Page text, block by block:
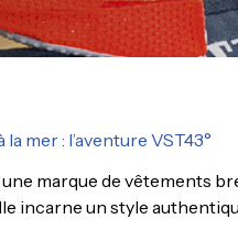
la mer : l’aventure VST43°
une marque de vêtements
incarne un style